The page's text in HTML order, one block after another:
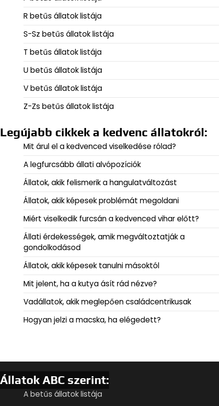
R betűs állatok listája
S-Sz betűs állatok listája
T betűs állatok listája
U betűs állatok listája
V betűs állatok listája
Z-Zs betűs állatok listája
Legújabb cikkek a kedvenc állatokról:
Mit árul el a kedvenced viselkedése rólad?
A legfurcsább állati alvópozíciók
Állatok, akik felismerik a hangulatváltozást
Állatok, akik képesek problémát megoldani
Miért viselkedik furcsán a kedvenced vihar előtt?
Állati érdekességek, amik megváltoztatják a
gondolkodásod
Állatok, akik képesek tanulni másoktól
Mit jelent, ha a kutya ásít rád nézve?
Vadállatok, akik meglepően családcentrikusak
Hogyan jelzi a macska, ha elégedett?
Állatok ABC szerint:
A betűs állatok listája